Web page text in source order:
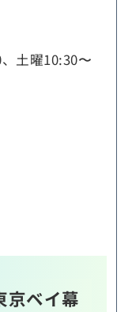
土曜10:30〜
京ベイ幕